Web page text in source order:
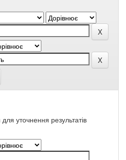
уточнення результатів